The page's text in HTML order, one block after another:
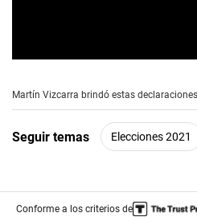
e
n
d
4
m
Martín Vizcarra brindó estas
Seguir temas Elecciones 2021
Conforme a los criterios de